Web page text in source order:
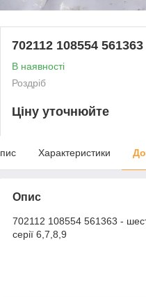
702112 108554
В наявності
Роздріб
Ціну уточнюйте
Характеристики
Опис
702112 108554 561363 -
серії 6,7,8,9